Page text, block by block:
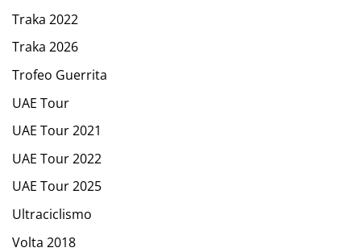
Traka 2022
Traka 2026
Trofeo Guerrita
UAE Tour
UAE Tour 2021
UAE Tour 2022
UAE Tour 2025
Ultraciclismo
Volta 2018